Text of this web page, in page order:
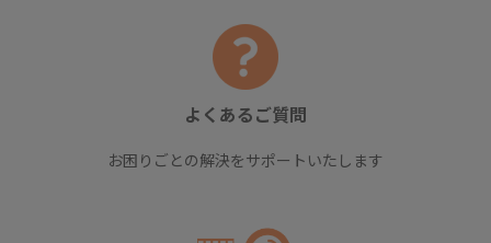
よくあるご質問
お困りごとの解決をサポートいたします